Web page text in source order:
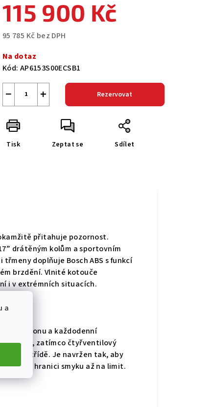
a
115 900 Kč
95 785 Kč bez DPH
cena:
Na dotaz
Kód: AP6153S00ECSB1
+
− Rezervovat
Tisk Zeptat se Sdílet
přitahuje pozornost.
drátěným kolům a sportovním
doplňuje Bosch ABS s funkcí
brzdění. Vlnité kotouče
i v extrémních situacích.
výkonu a každodenní
v hřiště, zatímco čtyřventilový
ve své třídě. Je navržen tak, aby
hranici smyku až na limit.